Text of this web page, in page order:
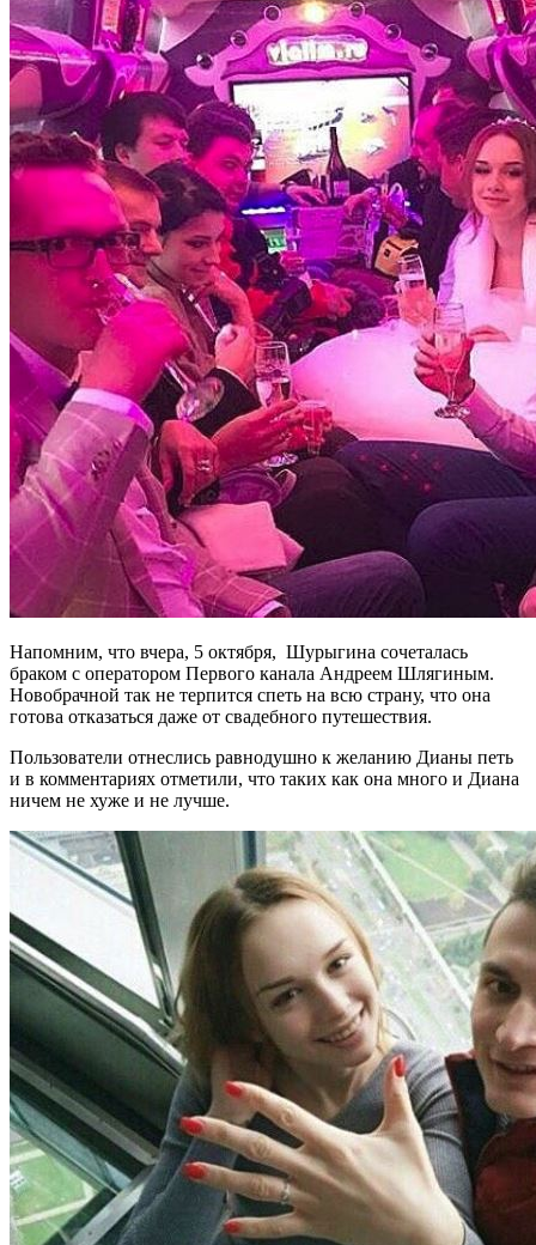
Напомним, что вчера, 5 октября, Шурыгина сочеталась
браком с оператором Первого канала Андреем Шлягиным.
Новобрачной так не терпится спеть на всю страну, что она
готова отказаться даже от свадебного путешествия.
Пользователи отнеслись равнодушно к желанию Дианы петь
и в комментариях отметили, что таких как она много и Диана
ничем не хуже и не лучше.